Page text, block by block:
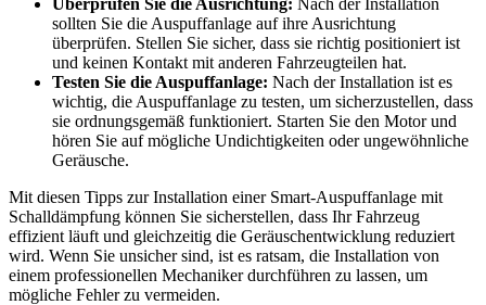
sollten Sie die Auspuffanlage auf ihre Ausrichtung
überprüfen. Stellen Sie sicher, dass sie richtig positioniert ist
und keinen Kontakt mit anderen Fahrzeugteilen hat.
Testen Sie die Auspuffanlage: Nach der Installation ist es
wichtig, die Auspuffanlage zu testen, um sicherzustellen, dass
sie ordnungsgemäß funktioniert. Starten Sie den Motor und
hören Sie auf mögliche Undichtigkeiten oder ungewöhnliche
Geräusche.
Mit diesen Tipps zur Installation einer Smart-Auspuffanlage mit
Schalldämpfung können Sie sicherstellen, dass Ihr Fahrzeug
effizient läuft und gleichzeitig die Geräuschentwicklung reduziert
wird. Wenn Sie unsicher sind, ist es ratsam, die Installation von
einem professionellen Mechaniker durchführen zu lassen, um
mögliche Fehler zu vermeiden.